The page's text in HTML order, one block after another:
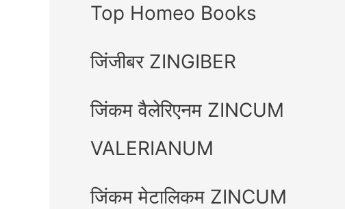
Top Homeo Books
जिंजीबर ZINGIBER
जिंकम वैलेरिएनम ZINCUM
VALERIANUM
जिंकम मेटालिकम ZINCUM